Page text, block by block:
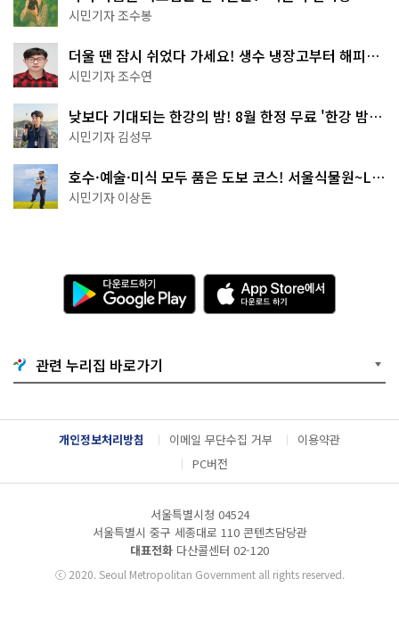
상작 공개!
시민기자 조수봉
더울 땐 잠시 쉬었다 가세요! 생수 냉장고부터 해피소
·무더위쉼터까지
시민기자 조수연
낮보다 기대되는 한강의 밤! 8월 한정 무료 '한강 밤
핑' 예약은?
시민기자 김성무
호수·예술·미식 모두 품은 도보 코스! 서울식물원~LG
아트센터~마곡테라스거리
시민기자 이상돈
다
운
로
기
G
o
g
l
e
A
p
p
e
서
다
운
관련 누리집 바로가기
개인정보처리방침 이메일 무단수집 거부
이용약관
PC버전
서울특별시청 04524
서울특별시 중구 세종대로 110 콘텐츠담당관
대표전화 다산콜센터 02-120
ⓒ2020. Seoul Metropolitan Government all rights reserved.